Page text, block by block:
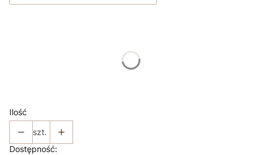
Ilość
szt.
Dostępność: